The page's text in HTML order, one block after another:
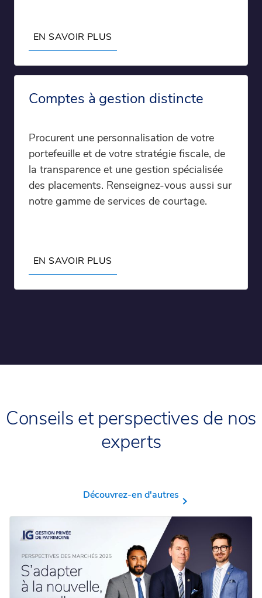
EN SAVOIR PLUS
Comptes à gestion distincte
Procurent une personnalisation de votre
portefeuille et de votre stratégie fiscale, de
la transparence et une gestion spécialisée
des placements. Renseignez-vous aussi sur
notre gamme de services de courtage.
EN SAVOIR PLUS
Conseils et perspectives de nos
experts
Découvrez-en d'autres